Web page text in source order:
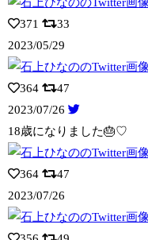
371
33
2023/05/29
364
47
2023/07/26
18歳になりました🎂♡
364
47
2023/07/26